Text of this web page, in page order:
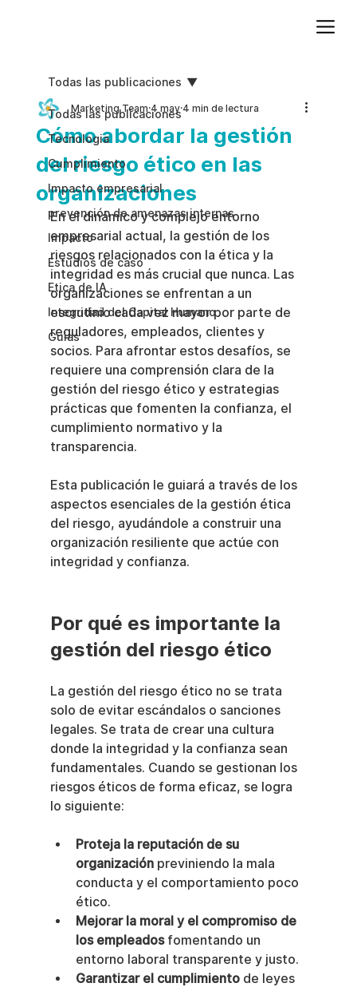
Todas las publicaciones
Tecnologia
Cumplimiento
Impacto empresarial
prevención de amenazas internas
Impacto
Estudios de caso
Etica de IA
Integridad del Capital Humano
Guias
Todas las publicaciones
Cómo abordar la gestión
del riesgo ético en las
organizaciones
Marketing Team 4 may 4 min de lectura
En el dinámico y complejo entorno
empresarial actual, la gestión de los
riesgos relacionados con la ética y la
integridad es más crucial que nunca. Las
organizaciones se enfrentan a un
escrutinio cada vez mayor por parte de
reguladores, empleados, clientes y
socios. Para afrontar estos desafíos, se
requiere una comprensión clara de la
gestión del riesgo ético y estrategias
prácticas que fomenten la confianza, el
cumplimiento normativo y la
transparencia.
Esta publicación le guiará a través de los
aspectos esenciales de la gestión ética
del riesgo, ayudándole a construir una
organización resiliente que actúe con
integridad y confianza.
Por qué es importante la
gestión del riesgo ético
La gestión del riesgo ético no se trata
solo de evitar escándalos o sanciones
legales. Se trata de crear una cultura
donde la integridad y la confianza sean
fundamentales. Cuando se gestionan los
riesgos éticos de forma eficaz, se logra
lo siguiente:
Proteja la reputación de su
organización previniendo la mala
conducta y el comportamiento poco
ético.
Mejorar la moral y el compromiso de
los empleados fomentando un
entorno laboral transparente y justo.
Garantizar el cumplimiento de leyes